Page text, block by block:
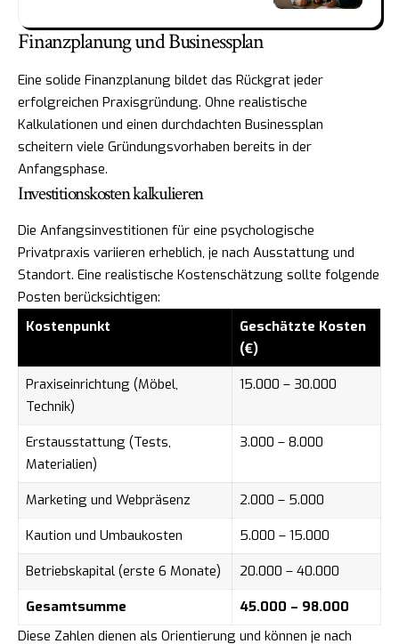
Finanzplanung und Businessplan
Eine solide Finanzplanung bildet das Rückgrat jeder
erfolgreichen Praxisgründung. Ohne realistische
Kalkulationen und einen durchdachten Businessplan
scheitern viele Gründungsvorhaben bereits in der
Anfangsphase.
Investitionskosten kalkulieren
Die Anfangsinvestitionen für eine psychologische
Privatpraxis variieren erheblich, je nach Ausstattung und
Standort. Eine realistische Kostenschätzung sollte folgende
Posten berücksichtigen:
Kostenpunkt
Geschätzte Kosten
(€)
Praxiseinrichtung (Möbel,
Technik)
15.000 – 30.000
Erstausstattung (Tests,
Materialien)
3.000 – 8.000
Marketing und Webpräsenz
2.000 – 5.000
Kaution und Umbaukosten
5.000 – 15.000
Betriebskapital (erste 6 Monate)
20.000 – 40.000
Gesamtsumme
45.000 – 98.000
Diese Zahlen dienen als Orientierung und können je nach